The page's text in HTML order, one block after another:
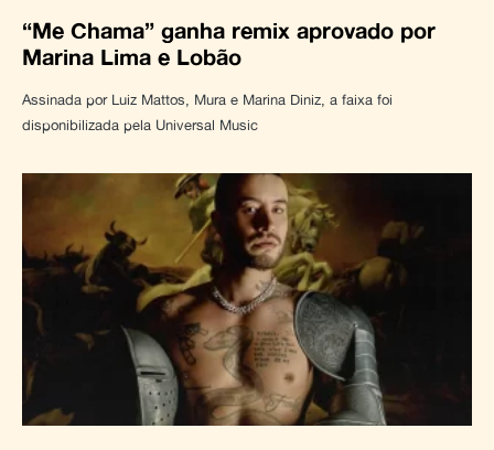
“Me Chama” ganha remix aprovado por
Marina Lima e Lobão
Assinada por Luiz Mattos, Mura e Marina Diniz, a faixa foi
disponibilizada pela Universal Music